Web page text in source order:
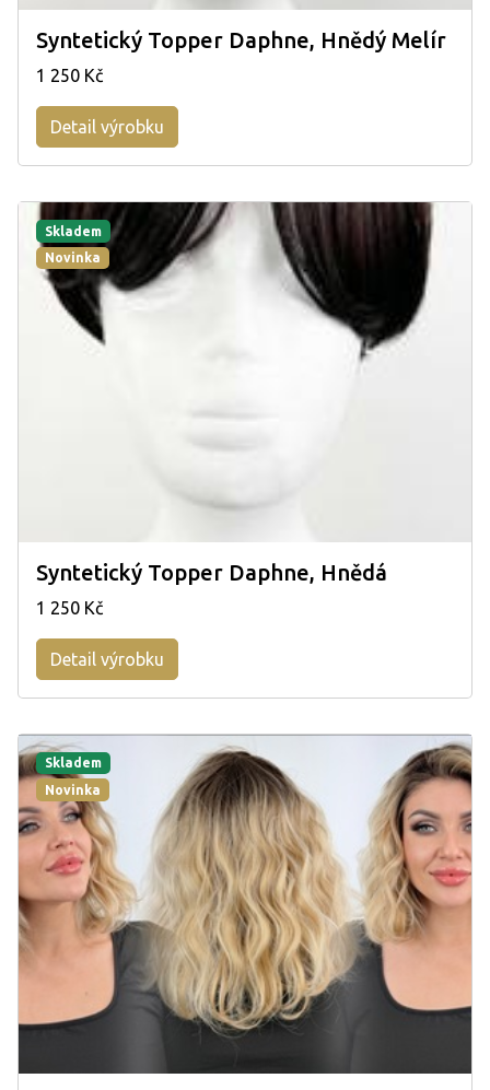
Syntetický Topper Daphne, Hnědý Melír
1 250 Kč
Detail výrobku
Skladem
Novinka
Syntetický Topper Daphne, Hnědá
1 250 Kč
Detail výrobku
Skladem
Novinka